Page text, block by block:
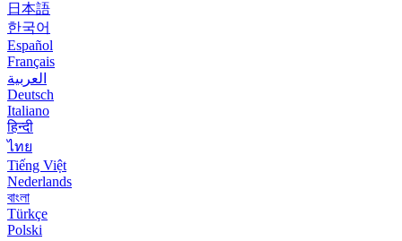
日本語
한국어
Español
Français
العربية
Deutsch
Italiano
हिन्दी
ไทย
Tiếng Việt
Nederlands
বাংলা
Türkçe
Polski